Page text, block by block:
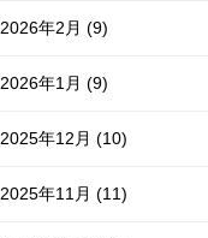
2026年2月 (9)
2026年1月 (9)
2025年12月 (10)
2025年11月 (11)